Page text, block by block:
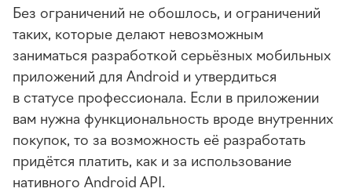
Без ограничений не обошлось, и ограничений
таких, которые делают невозможным
заниматься разработкой серьёзных мобильных
приложений для Android и утвердиться
в статусе профессионала. Если в приложении
вам нужна функциональность вроде внутренних
покупок, то за возможность её разработать
придётся платить, как и за использование
нативного Android API.